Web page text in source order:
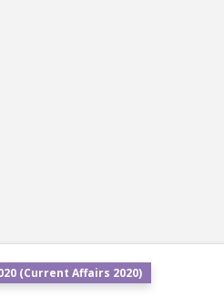
(Current Affairs 2020)